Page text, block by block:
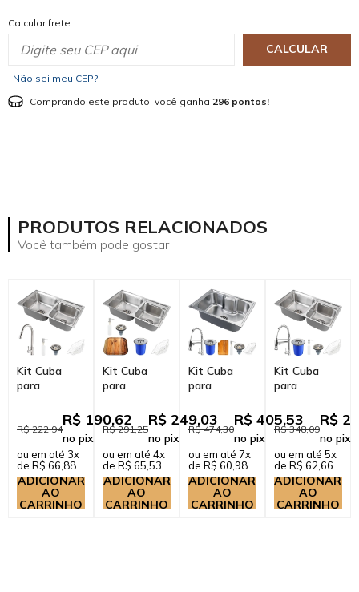
Calcular frete
CALCULAR
Não sei meu CEP?
Comprando este produto, você ganha 296 pontos!
PRODUTOS RELACIONADOS
Você também pode gostar
Kit Cuba
para
Dupla com
Acessórios
Ticunas e
Torneir...
R$ 222,94
R$ 190,62
no pix
ou em até 3x
de R$ 66,88
ADICIONAR
AO
CARRINHO
Kit Cuba
para
Gourmet Pia
Dupla Aço
Inox com
Acessórios ...
R$ 291,25
R$ 249,03
no pix
ou em até 4x
de R$ 65,53
ADICIONAR
AO
CARRINHO
Kit Cuba
para
Gourmet Pia
Aço Inox
Acessórios
Tábua ...
R$ 474,30
R$ 405,53
no pix
ou em até 7x
de R$ 60,98
ADICIONAR
AO
CARRINHO
Kit Cuba
para
Dupla com
Acessórios e
Ticunas...
R$ 348,09
R$
no pix
ou em até 5x
de R$ 62,66
ADICIONAR
AO
CARRINHO